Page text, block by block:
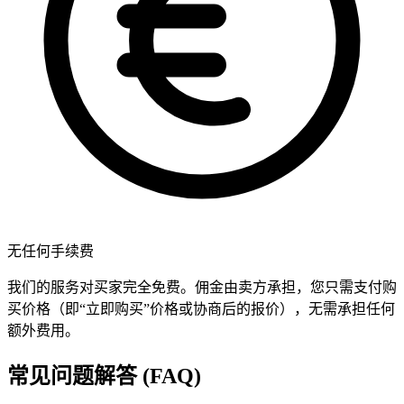
无任何手续费
我们的服务对买家完全免费。佣金由卖方承担，您只需支付购
买价格（即“立即购买”价格或协商后的报价），无需承担任何
额外费用。
常见问题解答 (FAQ)